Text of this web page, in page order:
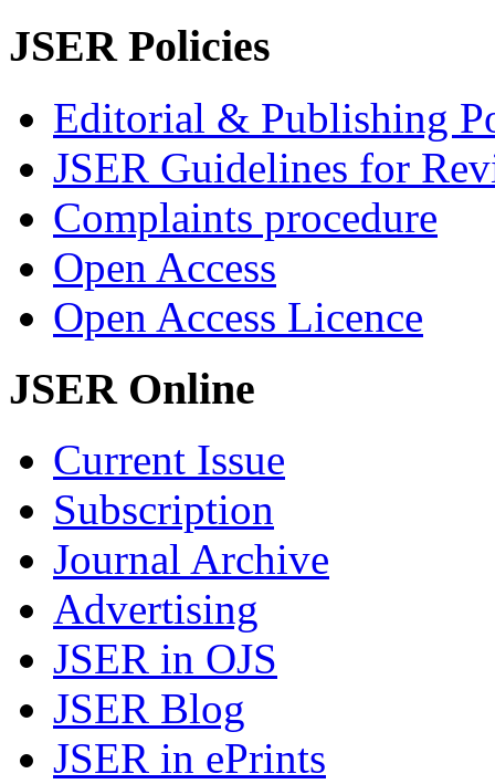
JSER Policies
Editorial & Publishing
JSER Guidelines for
Complaints procedure
Open Access
Open Access Licence
JSER Online
Current Issue
Subscription
Journal Archive
Advertising
JSER in OJS
JSER Blog
JSER in ePrints